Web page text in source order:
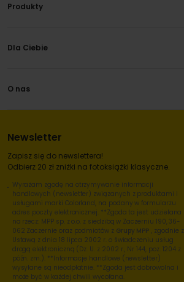
Produkty
Dla Ciebie
O nas
Newsletter
Zapisz się do newslettera!
Odbierz 20 zł zniżki na fotoksiążki klasyczne.
Wyrażam zgodę na otrzymywanie informacji
handlowych (newsletter) związanych z produktami i
usługami marki Colorland, na podany w formularzu
adres poczty elektronicznej. **Zgoda ta jest udzielana
na rzecz: MPP sp. z o.o. z siedzibą w Zaczerniu 190, 36-
062 Zaczernie oraz podmiotów z Grupy MPP , zgodnie z
Ustawą z dnia 18 lipca 2002 r. o świadczeniu usług
drogą elektroniczną (Dz. U. z 2002 r., Nr 144, poz. 1204 z
późn. zm.). **Informacje handlowe (newsletter)
wysyłane są nieodpłatnie. **Zgoda jest dobrowolna i
może być w każdej chwili wycofana.